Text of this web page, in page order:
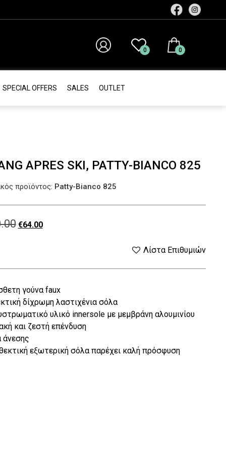
0 0
SPECIAL OFFERS SALES ΟUTLET
APRES SKI, PATTY-BIANCO 825
Original
was:
€80.00.
€64.00Η
τιμή
είναι:
€64.00.
γούνα faux
δίχρωμη λαστιχένια σόλα
υλικό innersole με μεμβράνη αλουμινίου
και ζεστή επένδυση
άνεσης
εξωτερική σόλα παρέχει καλή πρόσφυση
Λίστα Επιθυμιών
προϊόντος: Patty-Bianco 825